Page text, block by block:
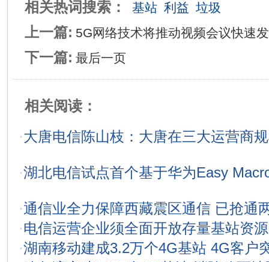
相关热词搜索： 基站 利益 垃圾
上一篇: 5G网络技术将推动视频会议快速
下一篇: 最后一页
相关阅读：
·大唐电信陈山枝：大唐在三大运营商
·湖北电信试点首个基于华为Easy
·通信业全力保障西藏震区通信 已抢通
·电信运营企业须全面开放存量基站资源
·湖南移动建成3.2万个4G基站 4G客户